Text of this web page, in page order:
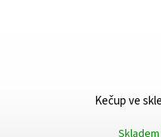
Kečup ve
Skladem